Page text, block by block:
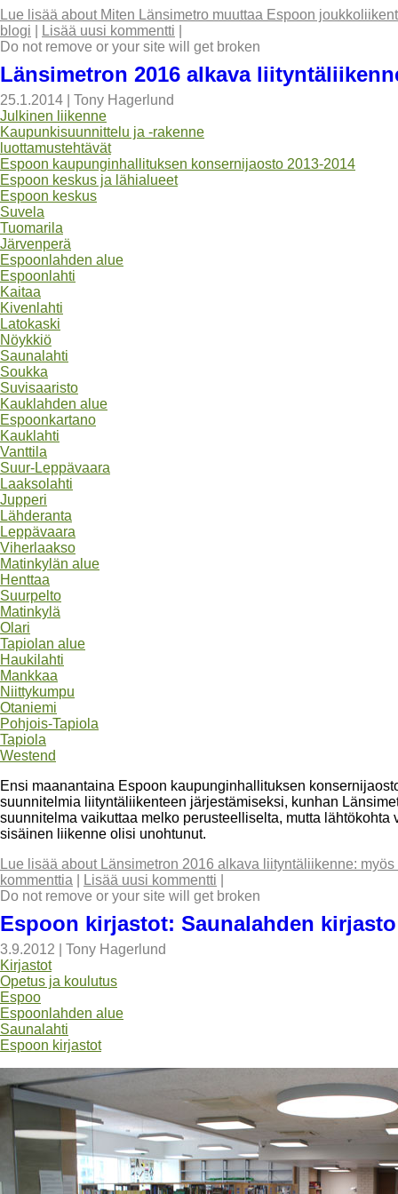
Lue lisää about Miten Länsimetro muuttaa Espoon
blogi
Lisää uusi kommentti
Do not remove or your site will get broken
Länsimetron 2016 alkava
25.1.2014
Tony Hagerlund
Julkinen liikenne
Kaupunkisuunnittelu ja -rakenne
luottamustehtävät
Espoon kaupunginhallituksen konsernijaosto 2013-2014
Espoon keskus ja lähialueet
Espoon keskus
Suvela
Tuomarila
Järvenperä
Espoonlahden alue
Espoonlahti
Kaitaa
Kivenlahti
Latokaski
Nöykkiö
Saunalahti
Soukka
Suvisaaristo
Kauklahden alue
Espoonkartano
Kauklahti
Vanttila
Suur-Leppävaara
Laaksolahti
Jupperi
Lähderanta
Leppävaara
Viherlaakso
Matinkylän alue
Henttaa
Suurpelto
Matinkylä
Olari
Tapiolan alue
Haukilahti
Mankkaa
Niittykumpu
Otaniemi
Pohjois-Tapiola
Tapiola
Westend
Ensi maanantaina Espoon kaupunginhallituksen
suunnitelmia liityntäliikenteen järjestämiseksi, kunhan
suunnitelma vaikuttaa melko perusteelliselta, mutta
sisäinen liikenne olisi unohtunut.
Lue lisää about Länsimetron 2016 alkava liityntäliikenne:
kommenttia
Lisää uusi kommentti
Do not remove or your site will get broken
Espoon kirjastot: Saunalahden kirjasto
3.9.2012
Tony Hagerlund
Kirjastot
Opetus ja koulutus
Espoo
Espoonlahden alue
Saunalahti
Espoon kirjastot